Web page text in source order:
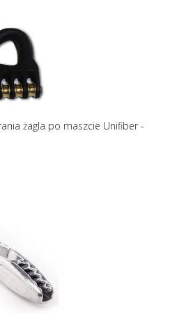
żagla po maszcie Unifiber -